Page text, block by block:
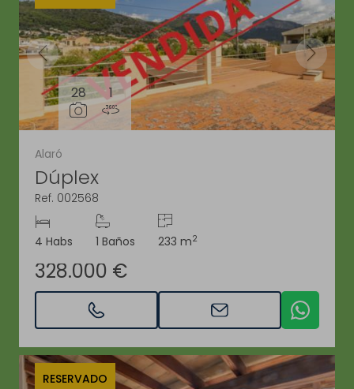
28 1
Alaró
Dúplex
Ref. 002568
4 Habs 1 Baños 233 m2
328.000 €
RESERVADO